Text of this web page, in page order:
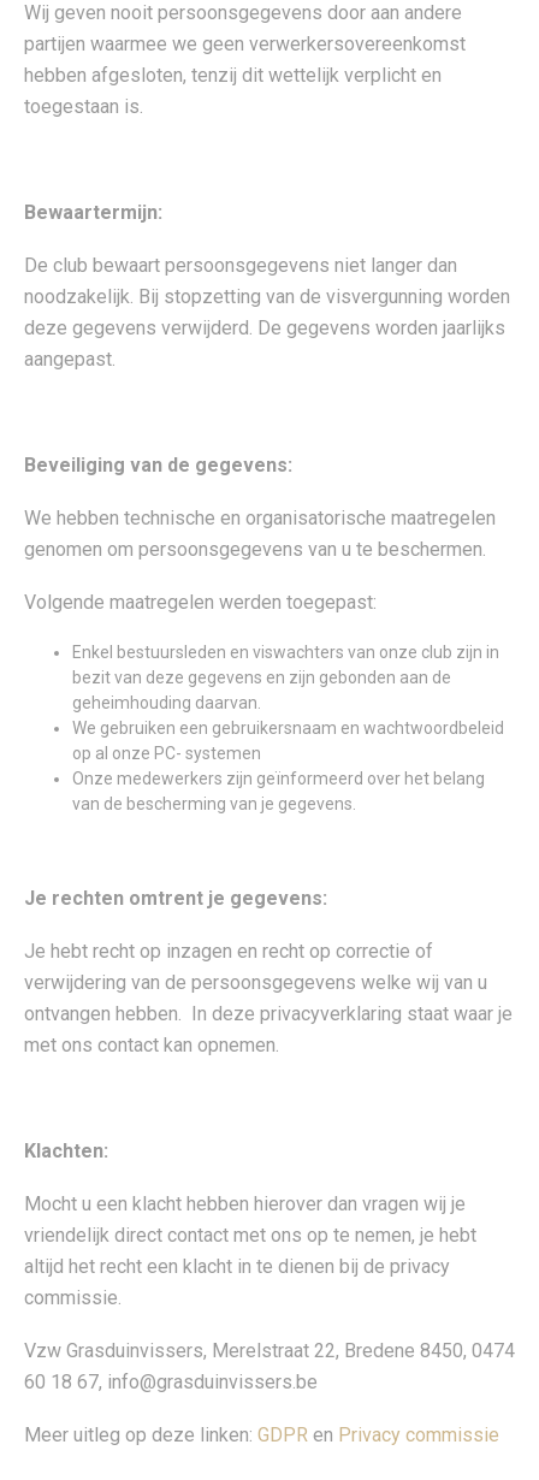
Wij geven nooit persoonsgegevens door aan andere
partijen waarmee we geen verwerkersovereenkomst
hebben afgesloten, tenzij dit wettelijk verplicht en
toegestaan is.
Bewaartermijn:
De club bewaart persoonsgegevens niet langer dan
noodzakelijk. Bij stopzetting van de visvergunning worden
deze gegevens verwijderd. De gegevens worden jaarlijks
aangepast.
Beveiliging van de gegevens:
We hebben technische en organisatorische maatregelen
genomen om persoonsgegevens van u te beschermen.
Volgende maatregelen werden toegepast:
Enkel bestuursleden en viswachters van onze club zijn in
bezit van deze gegevens en zijn gebonden aan de
geheimhouding daarvan.
We gebruiken een gebruikersnaam en wachtwoordbeleid
op al onze PC- systemen
Onze medewerkers zijn geïnformeerd over het belang
van de bescherming van je gegevens.
Je rechten omtrent je gegevens:
Je hebt recht op inzagen en recht op correctie of
verwijdering van de persoonsgegevens welke wij van u
ontvangen hebben. In deze privacyverklaring staat waar je
met ons contact kan opnemen.
Klachten:
Mocht u een klacht hebben hierover dan vragen wij je
vriendelijk direct contact met ons op te nemen, je hebt
altijd het recht een klacht in te dienen bij de privacy
commissie.
Vzw Grasduinvissers, Merelstraat 22, Bredene 8450, 0474
60 18 67, info@grasduinvissers.be
Meer uitleg op deze linken: GDPR en Privacy commissie